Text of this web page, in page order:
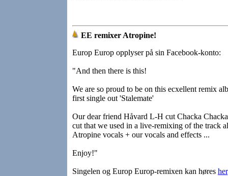
EE remixer Atropine!
Europ Europ opplyser på sin Facebook-konto:
"And then there is this!
We are so proud to be on this ecxellent remix
first single out 'Stalemate'
Our dear friend Håvard L-H cut Chacka
cut that we used in a live-remixing of the track
Atropine vocals + our vocals and effects ...
Enjoy!"
Singelen og Europ Europ-remixen kan høres her